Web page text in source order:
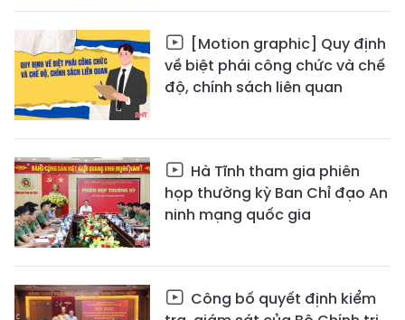
[Motion graphic] Quy định
về biệt phái công chức và chế
độ, chính sách liên quan
Hà Tĩnh tham gia phiên
họp thường kỳ Ban Chỉ đạo An
ninh mạng quốc gia
Công bố quyết định kiểm